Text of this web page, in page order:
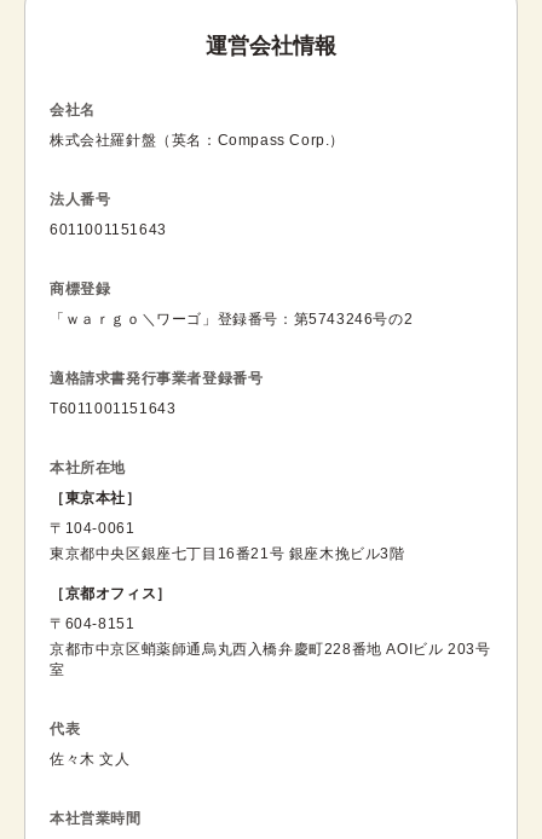
運営会社情報
会社名
株式会社羅針盤（英名：Compass Corp.）
法人番号
6011001151643
商標登録
「ｗａｒｇｏ＼ワーゴ」登録番号：第5743246号の2
適格請求書発行事業者登録番号
T6011001151643
本社所在地
［東京本社］
〒104-0061
東京都中央区銀座七丁目16番21号 銀座木挽ビル3階
［京都オフィス］
〒604-8151
京都市中京区蛸薬師通烏丸西入橋弁慶町228番地 AOIビル 203号
室
代表
佐々木 文人
本社営業時間